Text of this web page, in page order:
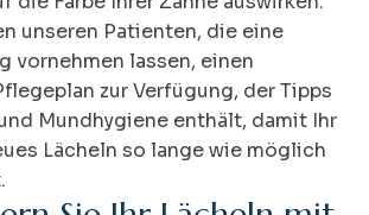
unseren Patienten, die eine
vornehmen lassen, einen
zur Verfügung, der Tipps
und Mundhygiene enthält, damit Ihr
Lächeln so lange wie möglich